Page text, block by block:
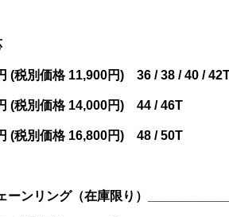
(税別価格 11,900円) 36 / 38 / 40 /
(税別価格 14,000円) 44 / 46T
(税別価格 16,800円) 48 / 50T
ーンリング（在庫限り）